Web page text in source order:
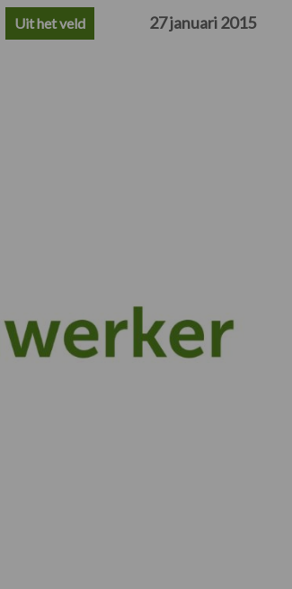
Uit het veld 27 januari 2015